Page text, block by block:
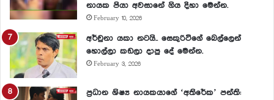
නායක පියා අවසානේ ගිය දිහා මෙන්න.
February 10, 2026
අර්චුනා යකා නටයි.. සෙකුරිටිගේ බෙල්ලෙන්
හොල්ලා කඩලා දාපු දේ මෙන්න.
February 3, 2026
ප්‍රධාන ශිෂ්‍ය නායකයාගේ ‘අතිරේක’ පන්ති: